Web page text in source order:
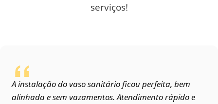
serviços!
A instalação do vaso sanitário ficou perfeita, bem
alinhada e sem vazamentos. Atendimento rápido e